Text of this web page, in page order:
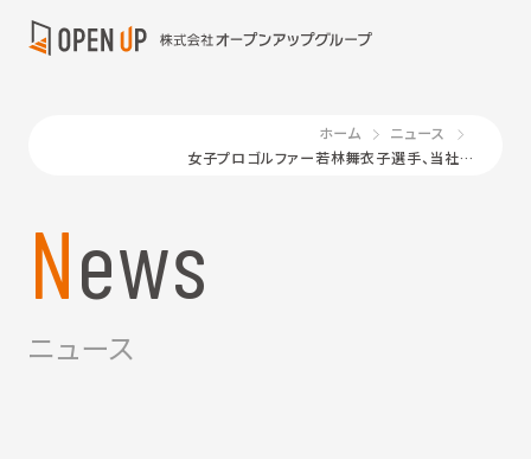
ホーム
ニュース
女子プロゴルファー若林舞衣子選手、当社グループのパーパスサポーターに就任
News
ニュース